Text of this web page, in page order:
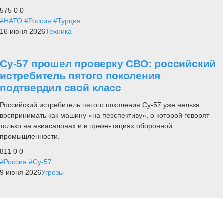
575 0 0
#НАТО #Россия #Турция
16 июня 2026Техника
Су-57 прошел проверку СВО: российский
истребитель пятого поколения
подтвердил свой класс
Российский истребитель пятого поколения Су-57 уже нельзя
воспринимать как машину «на перспективу», о которой говорят
только на авиасалонах и в презентациях оборонной
промышленности.
811 0 0
#Россия #Су-57
9 июня 2026Угрозы